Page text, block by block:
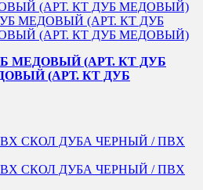
МЕДОВЫЙ (АРТ. КТ ДУБ
(АРТ. КТ ДУБ